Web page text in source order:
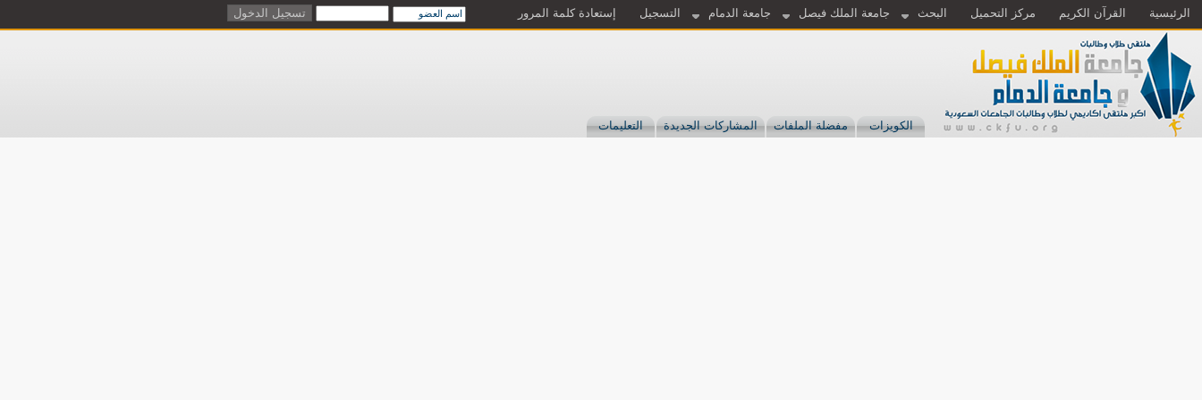
الرئيسية القرآن الكريم مركز التحميل البحث جامعة الملك فيصل جامعة الدمام التسجيل إستعادة كلمة المرور
الكويزات مفضلة الملفات المشاركات الجديدة التعليمات